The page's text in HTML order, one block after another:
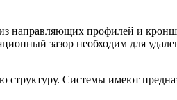
направляющих профилей и
зазор необходим для
Системы имеют